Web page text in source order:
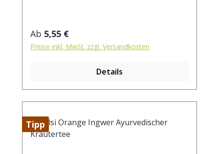
Tee mit 1 l. kochendem Wasser aufgiessen.
Ziehzeit: max.10 min.
Regulärer Preis:
Ab 5,55 €
Preise inkl. MwSt. zzgl. Versandkosten
Details
Tipp